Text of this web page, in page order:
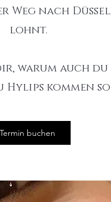
Weg nach
lohnt.
warum auch
Hylips kommen
Termin buchen